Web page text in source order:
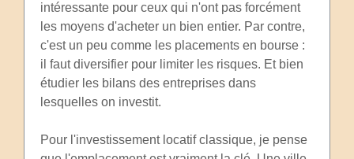
intéressante pour ceux qui n'ont pas forcément
les moyens d'acheter un bien entier. Par contre,
c'est un peu comme les placements en bourse :
il faut diversifier pour limiter les risques. Et bien
étudier les bilans des entreprises dans
lesquelles on investit.
Pour l'investissement locatif classique, je pense